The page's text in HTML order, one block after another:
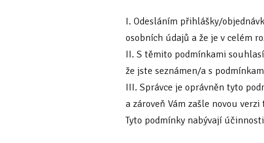
I. Odesláním přihlášky/
osobních údajů a že je v celém
II. S těmito podmínkami
že jste seznámen/a s
III. Správce je oprávněn tyto
a zároveň Vám zašle novou
Tyto podmínky nabývají